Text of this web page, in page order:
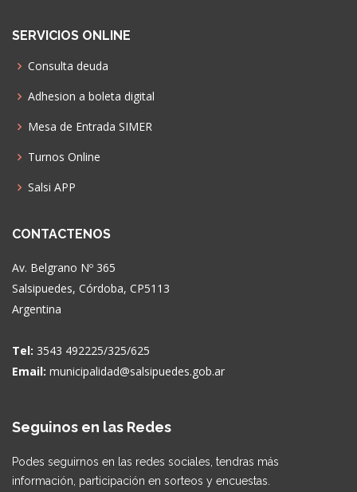
SERVICIOS ONLINE
Consulta deuda
Adhesion a boleta digital
Mesa de Entrada SIMER
Turnos Online
Salsi APP
CONTACTENOS
Av. Belgrano Nº 365
Salsipuedes, Córdoba, CP5113
Argentina
Tel: 3543 492225/325/625
Email: municipalidad@salsipuedes.gob.ar
Seguinos en las Redes
Podes seguirnos en las redes sociales, tendras más
información, participación en sorteos y encuestas.